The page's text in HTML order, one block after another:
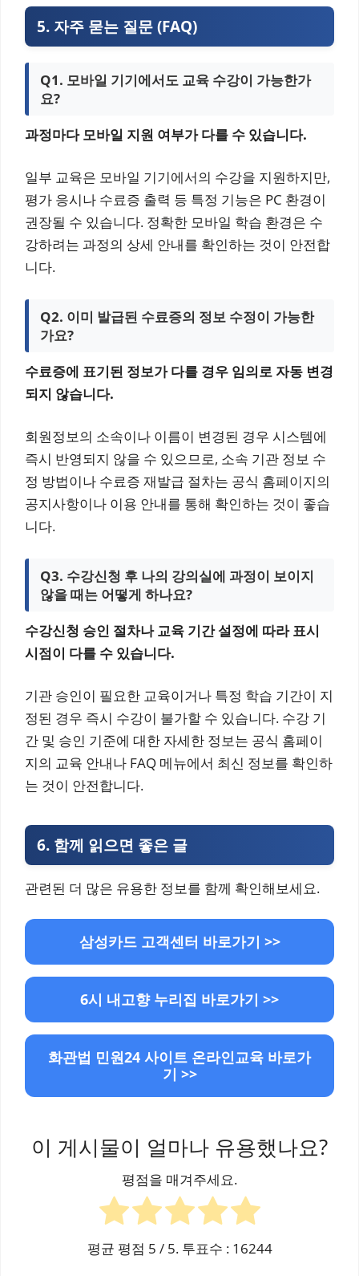
5. 자주 묻는 질문 (FAQ)
Q1. 모바일 기기에서도 교육 수강이 가능한가
요?
과정마다 모바일 지원 여부가 다를 수 있습니다.
일부 교육은 모바일 기기에서의 수강을 지원하지만,
평가 응시나 수료증 출력 등 특정 기능은 PC 환경이
권장될 수 있습니다. 정확한 모바일 학습 환경은 수
강하려는 과정의 상세 안내를 확인하는 것이 안전합
니다.
Q2. 이미 발급된 수료증의 정보 수정이 가능한
가요?
수료증에 표기된 정보가 다를 경우 임의로 자동 변경
되지 않습니다.
회원정보의 소속이나 이름이 변경된 경우 시스템에
즉시 반영되지 않을 수 있으므로, 소속 기관 정보 수
정 방법이나 수료증 재발급 절차는 공식 홈페이지의
공지사항이나 이용 안내를 통해 확인하는 것이 좋습
니다.
Q3. 수강신청 후 나의 강의실에 과정이 보이지
않을 때는 어떻게 하나요?
수강신청 승인 절차나 교육 기간 설정에 따라 표시
시점이 다를 수 있습니다.
기관 승인이 필요한 교육이거나 특정 학습 기간이 지
정된 경우 즉시 수강이 불가할 수 있습니다. 수강 기
간 및 승인 기준에 대한 자세한 정보는 공식 홈페이
지의 교육 안내나 FAQ 메뉴에서 최신 정보를 확인하
는 것이 안전합니다.
6. 함께 읽으면 좋은 글
관련된 더 많은 유용한 정보를 함께 확인해보세요.
삼성카드 고객센터 바로가기 >>
6시 내고향 누리집 바로가기 >>
화관법 민원24 사이트 온라인교육 바로가
기 >>
이 게시물이 얼마나 유용했나요?
평점을 매겨주세요.
평균 평점 5 / 5. 투표수 : 16244